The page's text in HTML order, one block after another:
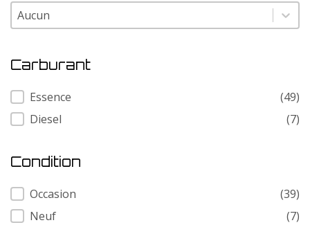
Modele
Modele
Carburant
Carburant
Essence
(49)
Diesel
(7)
Condition
Condition
Occasion
(39)
Neuf
(7)